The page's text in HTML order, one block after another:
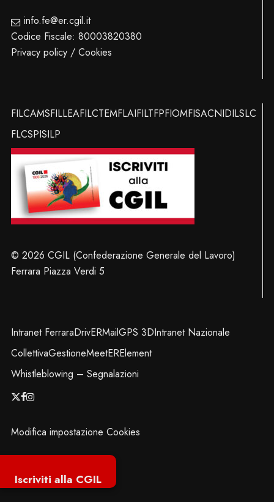
info.fe@er.cgil.it
Codice Fiscale: 80003820380
Privacy policy / Cookies
Iscriviti alla CGIL
FILCAMSFILLEAFILCTEMFLAIFILTFPFIOMFISACNIDILSLC
FLCSPISILP
© 2026 CGIL (Confederazione Generale del Lavoro)
Ferrara Piazza Verdi 5
Intranet FerraraDrivERMailGPS 3DIntranet Nazionale
CollettivaGestioneMeetERElement
Whistleblowing – Segnalazioni
x- facebook
instagram
Modifica impostazione Cookies